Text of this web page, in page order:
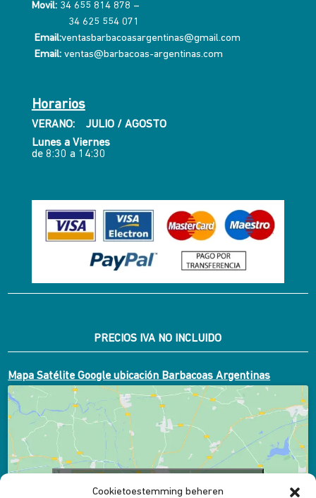
Cookietoestemming beheren
Movil: 34 655 814 878 –
34 625 554 071
Email:ventasbarbacoasargentinas@gmail.com
Email: ventas@barbacoas-argentinas.com
Horarios
VERANO: JULIO / AGOSTO
Lunes a Viernes
de 8:30 a 14:30
PRECIOS IVA NO INCLUIDO
Mapa Satélite Google ubicación Barbacoas Argentinas
Klik om marketing cookies te accepteren en